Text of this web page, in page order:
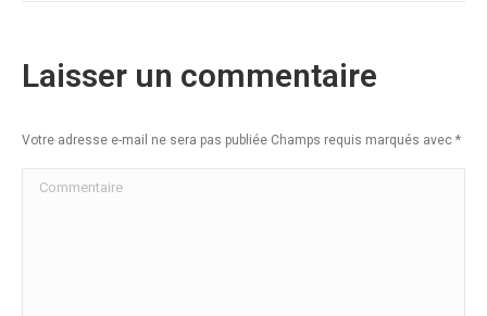
Laisser un commentaire
Votre adresse e-mail ne sera pas publiée Champs requis marqués avec *
Commentaire